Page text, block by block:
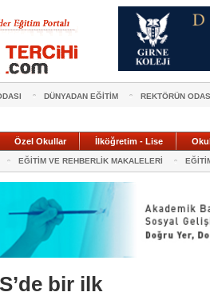
DÜNYADAN EĞİTİM REKTÖRÜN
Özel Okullar İlköğretim - Lise
EĞİTİM VE REHBERLİK MAKALELERİ
bir ilk